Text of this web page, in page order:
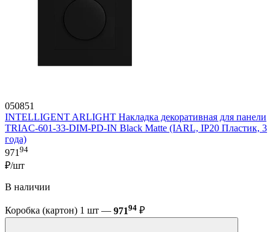
050851
INTELLIGENT ARLIGHT Накладка декоративная для панели
TRIAC-601-33-DIM-PD-IN Black Matte (IARL, IP20 Пластик, 3
года)
971 94
₽/шт
В наличии
Коробка (картон) 1 шт — 97194 ₽